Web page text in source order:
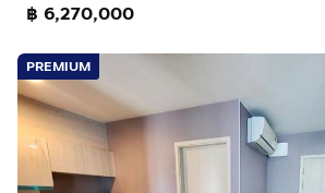
฿ 6,270,000
PREMIUM